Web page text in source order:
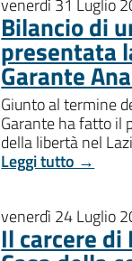
venerdì 31 Luglio
Bilancio di
presentata
Garante
Giunto al termine
Garante ha fatto il
della libertà nel
Leggi tutto →
venerdì 24 Luglio
Il carcere di